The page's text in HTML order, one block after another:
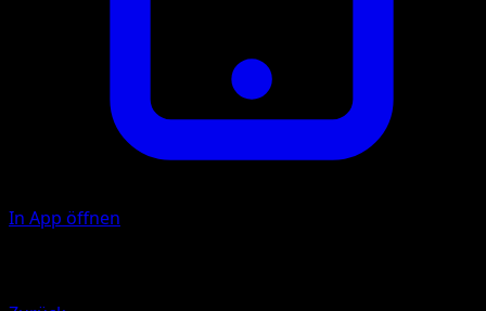
In App öffnen